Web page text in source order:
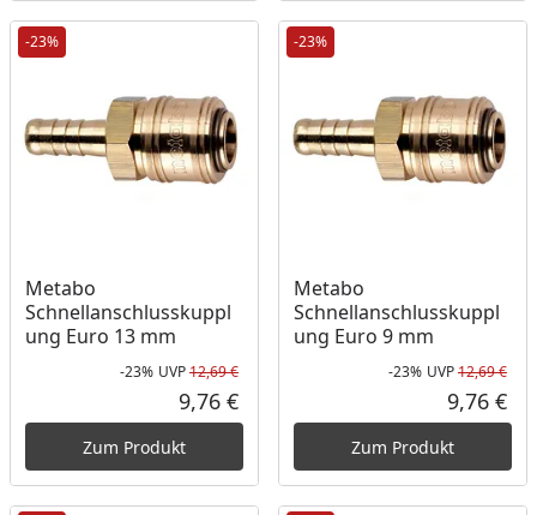
-23%
Metabo
Schnellanschlusskuppl
ung Euro 13 mm
Rabatt in Prozent
-23%
Ursprünglicher Preis
UVP12,69 €
Aktueller Preis
9,76 €
Zum Produkt
-23%
Metabo
Schnellanschlusskuppl
ung Euro 9 mm
-23% UVP12,69 €
9,76 €
Zum Produkt